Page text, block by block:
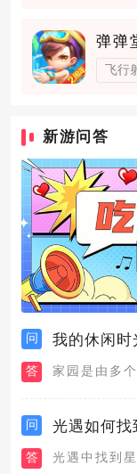
弹弹
飞行
新游问答
问 我的休闲时
答
问 光遇如何找
答